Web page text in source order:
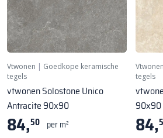
Vtwonen | Goedkope keramische
tegels
vtwonen Solostone Unico
Antracite 90x90
84,50 per m²
Vtwonen
tegels
90x90
84,